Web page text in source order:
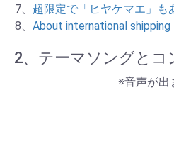
7、 超限定で「ヒヤケマエ」も
8、 About international
2、テーマソングとコ
※音声が出